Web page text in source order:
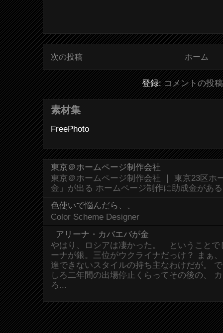
次の投稿 ホーム
登録:コメントの投
素材集
FreePhoto
東京＠ホームページ制作会社
東京＠ホームページ制作会社 ｜ 東京23区ホ
金」が出る ホームページ制作に助成金があ
色使いで悩んだら、、
Color Scheme Designer
アリーナ・カバエバが金
やはり、ロシアは凄かった。 ということで
ーナが銀。三位がウクライナだっけ？ まぁ
達できないスタイルの持ち主なわけだが。
しろ二年間の出場停止くらってその後の、
ろ...